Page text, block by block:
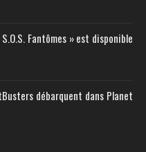
Fantômes » est disponible
débarquent dans Planet